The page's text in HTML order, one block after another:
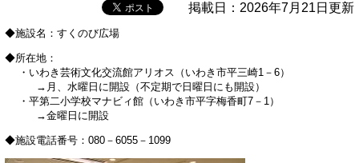
掲載日：2026年7月21日更新
◆施設名：すくのび広場
◆所在地：
・いわき芸術文化交流館アリオス（いわき市平三崎1－6）
→月、水曜日に開設（不定期で日曜日にも開設）
・平第二小学校マナビィ館（いわき市平字梅香町7－1）
→金曜日に開設
◆施設電話番号：080－6055－1099